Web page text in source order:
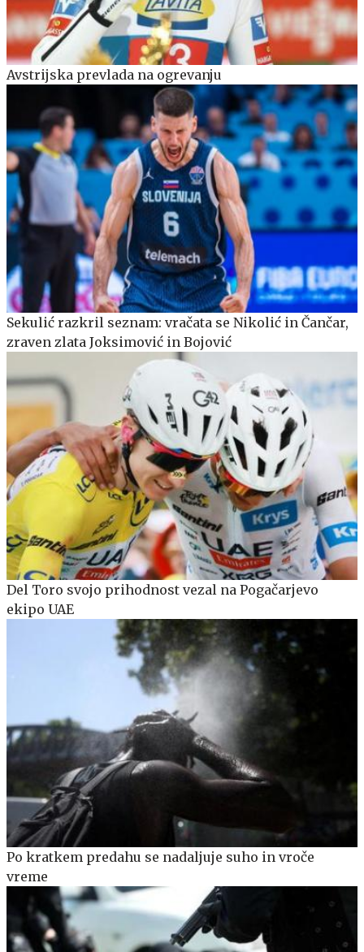
Avstrijska prevlada na ogrevanju
Sekulić razkril seznam: vračata se Nikolić in Čančar,
zraven zlata Joksimović in Bojović
Del Toro svojo prihodnost vezal na Pogačarjevo
ekipo UAE
Po kratkem predahu se nadaljuje suho in vroče
vreme